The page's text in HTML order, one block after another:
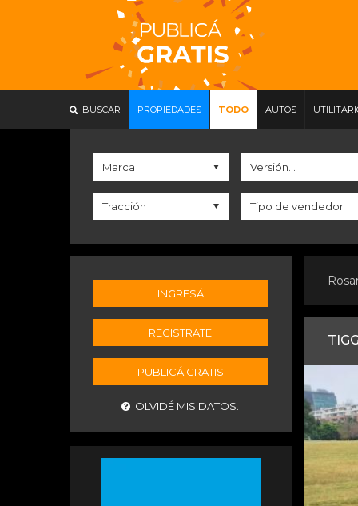
BUSCAR PROPIEDADES TODO AUTOS
INGRESÁ
REGISTRATE
PUBLICÁ GRATIS
OLVIDÉ MIS DATOS.